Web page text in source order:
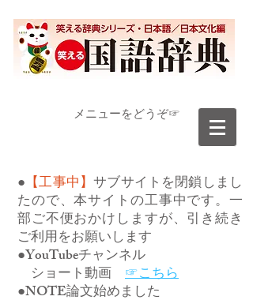
​メニューをどうぞ☞
● 【工事中】サブサイトを閉鎖しまし
たので、本サイトの工事中です。一
部ご不便おかけしますが、引き続き
ご利用をお願いします
●YouTubeチャンネル
ショート動画 ☞こちら
●NOTE論文始めました